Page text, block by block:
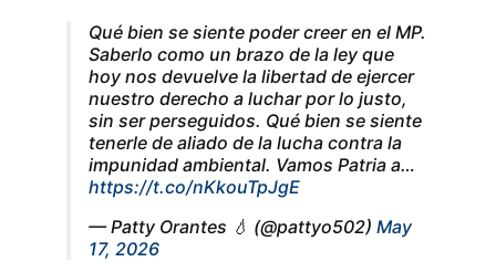
Qué bien se siente poder creer en el MP.
Saberlo como un brazo de la ley que
hoy nos devuelve la libertad de ejercer
nuestro derecho a luchar por lo justo,
sin ser perseguidos. Qué bien se siente
tenerle de aliado de la lucha contra la
impunidad ambiental. Vamos Patria a…
https://t.co/nKkouTpJgE
— Patty Orantes 💧 (@pattyo502) May
17, 2026